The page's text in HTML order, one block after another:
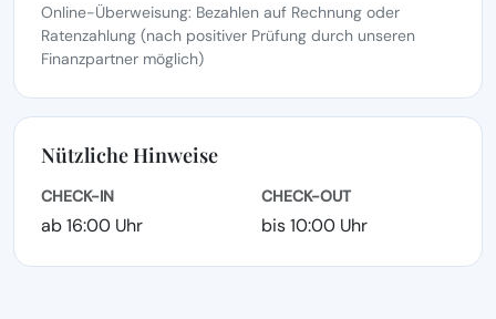
Online-Überweisung: Bezahlen auf Rechnung oder
Ratenzahlung (nach positiver Prüfung durch unseren
Finanzpartner möglich)
Nützliche Hinweise
CHECK-IN
ab 16:00 Uhr
CHECK-OUT
bis 10:00 Uhr